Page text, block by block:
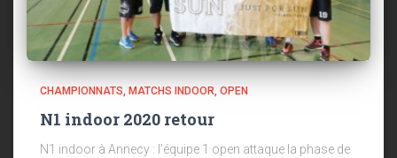
CHAMPIONNATS MATCHS INDOOR OPEN
N1 indoor 2020 retour
N1 indoor à Annecy : l’équipe 1 open attaque la phase de